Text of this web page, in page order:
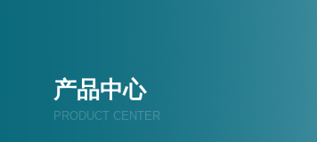
产品中心
PRODUCT CENTER